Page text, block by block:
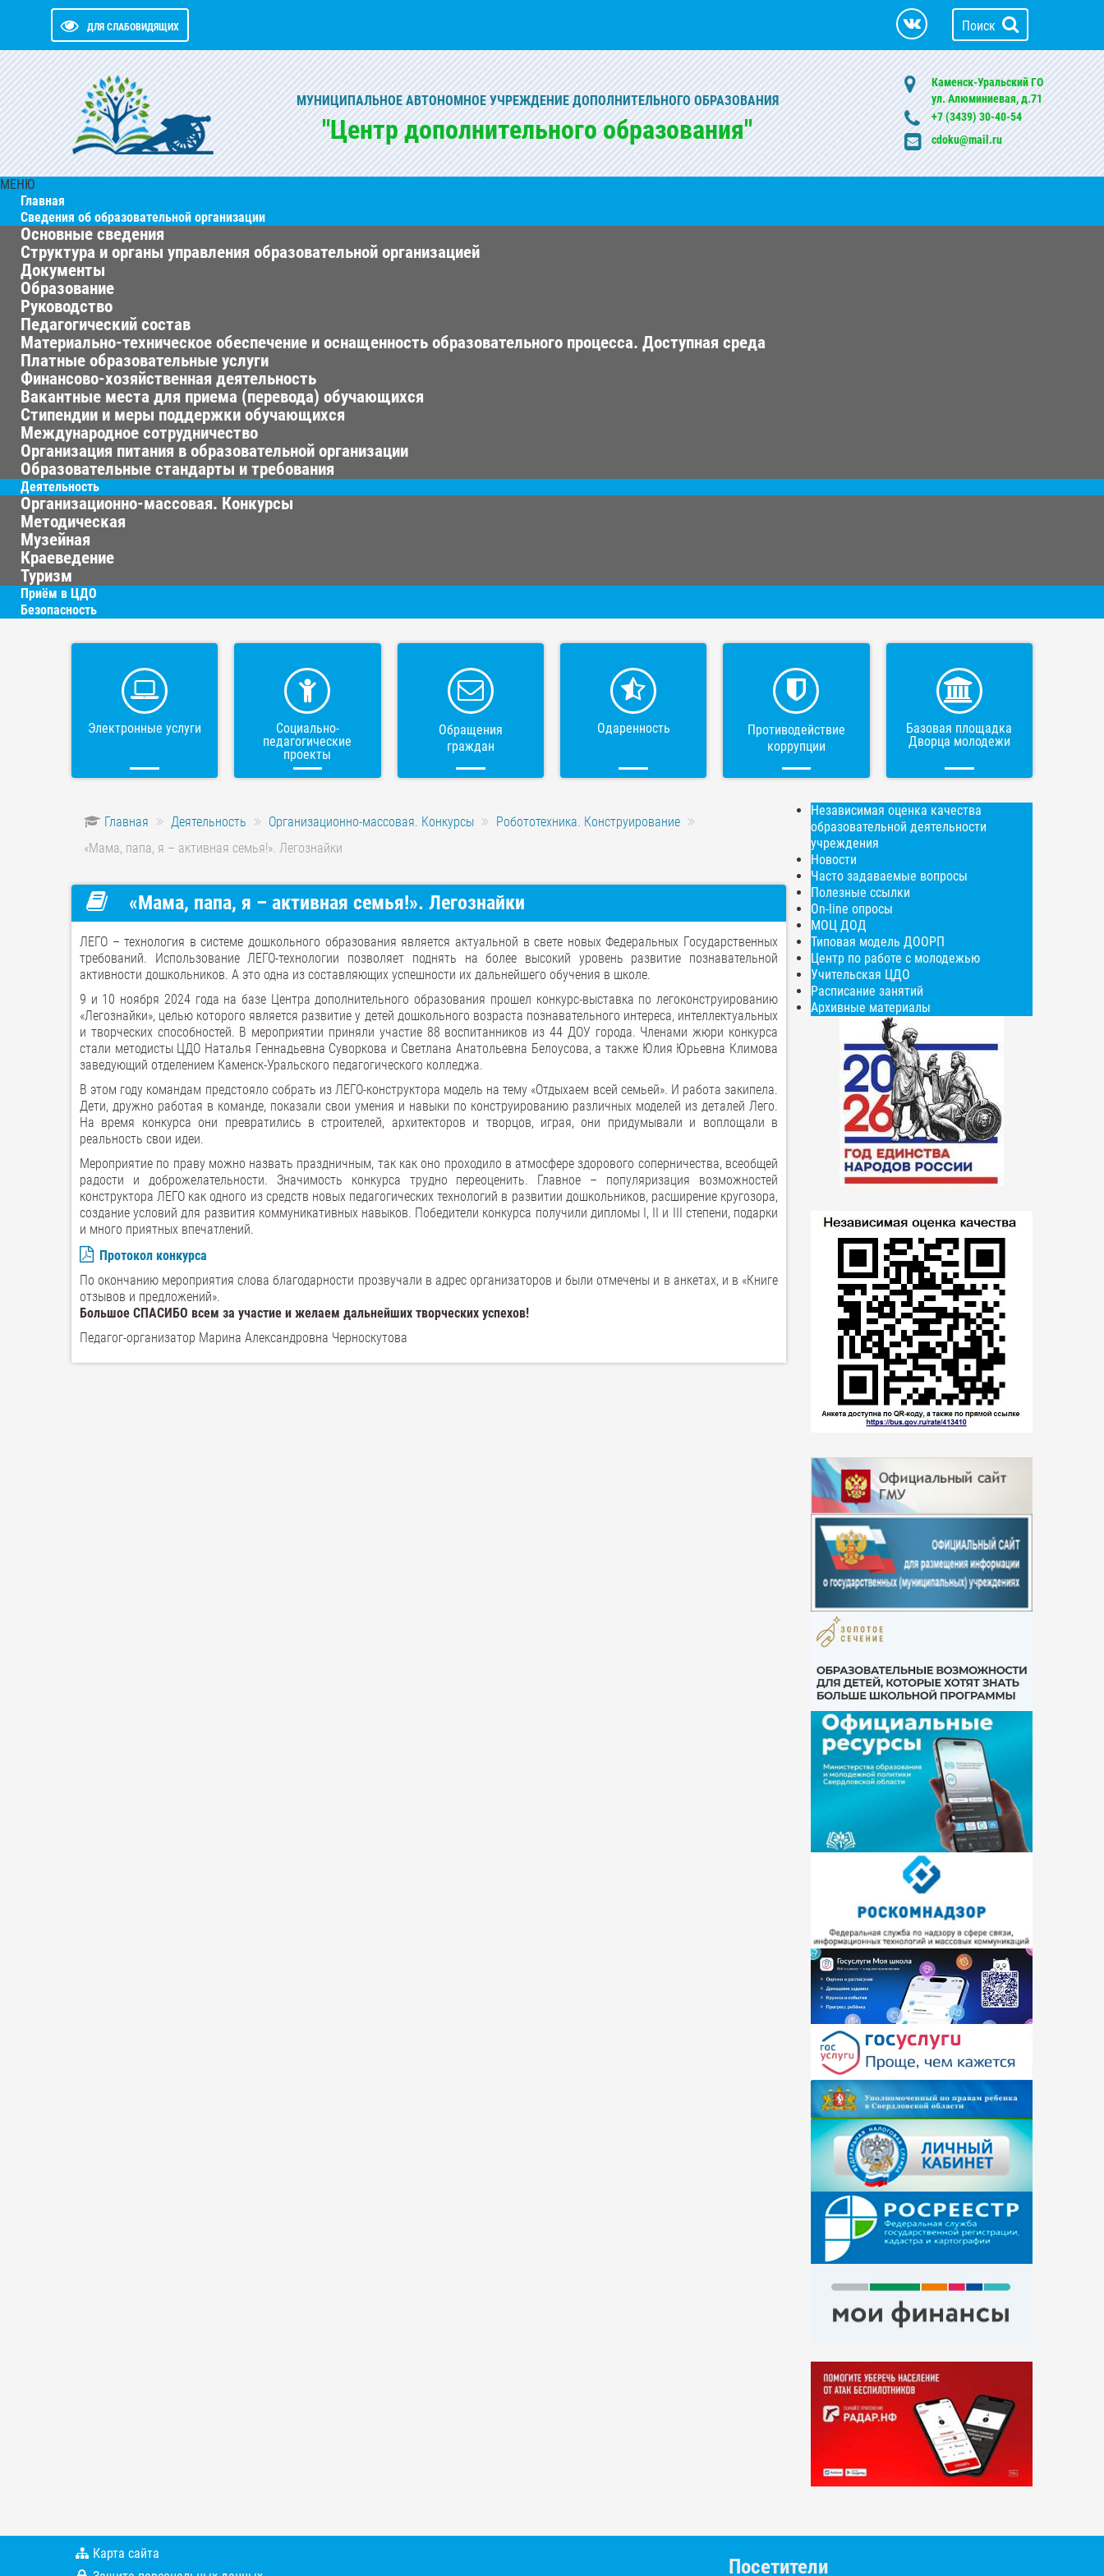
ДЛЯ СЛАБОВИДЯЩИХ Поиск
МУНИЦИПАЛЬНОЕ АВТОНОМНОЕ УЧРЕЖДЕНИЕ ДОПОЛНИТЕЛЬНОГО ОБРАЗОВАНИЯ
"Центр дополнительного образования"
Каменск-Уральский ГО
ул. Алюминиевая, д.71
+7 (3439) 30-40-54
cdoku@mail.ru
МЕНЮ
Главная
Сведения об образовательной организации
Основные сведения
Структура и органы управления образовательной организацией
Документы
Образование
Руководство
Педагогический состав
Материально-техническое обеспечение и оснащенность образовательного процесса. Доступная среда
Платные образовательные услуги
Финансово-хозяйственная деятельность
Вакантные места для приема (перевода) обучающихся
Стипендии и меры поддержки обучающихся
Международное сотрудничество
Организация питания в образовательной организации
Образовательные стандарты и требования
Деятельность
Организационно-массовая. Конкурсы
Методическая
Музейная
Краеведение
Туризм
Приём в ЦДО
Безопасность
Электронные услуги
Социально-
педагогические
проекты
Обращения
граждан
Одаренность
Противодействие
коррупции
Базовая площадка
Дворца молодежи
Главная Деятельность Организационно-массовая. Конкурсы
Робототехника. Конструирование
«Мама, папа, я – активная семья!». Легознайки
«Мама, папа, я – активная семья!». Легознайки
ЛЕГО – технология в системе дошкольного образования является актуальной в свете новых Федеральных Государственных
требований. Использование ЛЕГО-технологии позволяет поднять на более высокий уровень развитие познавательной
активности дошкольников. А это одна из составляющих успешности их дальнейшего обучения в школе.
9 и 10 ноября 2024 года на базе Центра дополнительного образования прошел конкурс-выставка по легоконструированию
«Легознайки», целью которого является развитие у детей дошкольного возраста познавательного интереса, интеллектуальных
и творческих способностей. В мероприятии приняли участие 88 воспитанников из 44 ДОУ города. Членами жюри конкурса
стали методисты ЦДО Наталья Геннадьевна Суворкова и Светлана Анатольевна Белоусова, а также Юлия Юрьевна Климова
заведующий отделением Каменск-Уральского педагогического колледжа.
В этом году командам предстояло собрать из ЛЕГО-конструктора модель на тему «Отдыхаем всей семьей». И работа закипела.
Дети, дружно работая в команде, показали свои умения и навыки по конструированию различных моделей из деталей Лего.
На время конкурса они превратились в строителей, архитекторов и творцов, играя, они придумывали и воплощали в
реальность свои идеи.
Мероприятие по праву можно назвать праздничным, так как оно проходило в атмосфере здорового соперничества, всеобщей
радости и доброжелательности. Значимость конкурса трудно переоценить. Главное – популяризация возможностей
конструктора ЛЕГО как одного из средств новых педагогических технологий в развитии дошкольников, расширение кругозора,
создание условий для развития коммуникативных навыков. Победители конкурса получили дипломы I, II и III степени, подарки
и много приятных впечатлений.
Протокол конкурса
По окончанию мероприятия слова благодарности прозвучали в адрес организаторов и были отмечены и в анкетах, и в «Книге
отзывов и предложений».
Большое СПАСИБО всем за участие и желаем дальнейших творческих успехов!
Педагог-организатор Марина Александровна Черноскутова
Независимая оценка качества
образовательной деятельности
учреждения
Новости
Часто задаваемые вопросы
Полезные ссылки
On-line опросы
МОЦ ДОД
Типовая модель ДООРП
Центр по работе с молодежью
Учительская ЦДО
Расписание занятий
Архивные материалы
Карта сайта
Посетители